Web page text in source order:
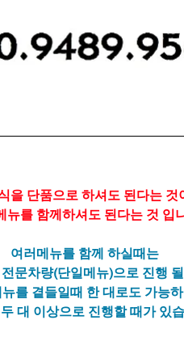
을 단품으로 하셔도 된다는 것
뉴를 함께하셔도 된다는 것 입
여러메뉴를 함께 하실때는
문차량(단일메뉴)으로 진행
를 곁들일때 한 대로도 가능
대 이상으로 진행할 때가 있